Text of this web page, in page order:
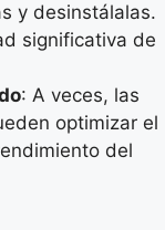
y desinstálalas.
significativa de
: A veces, las
optimizar el
del